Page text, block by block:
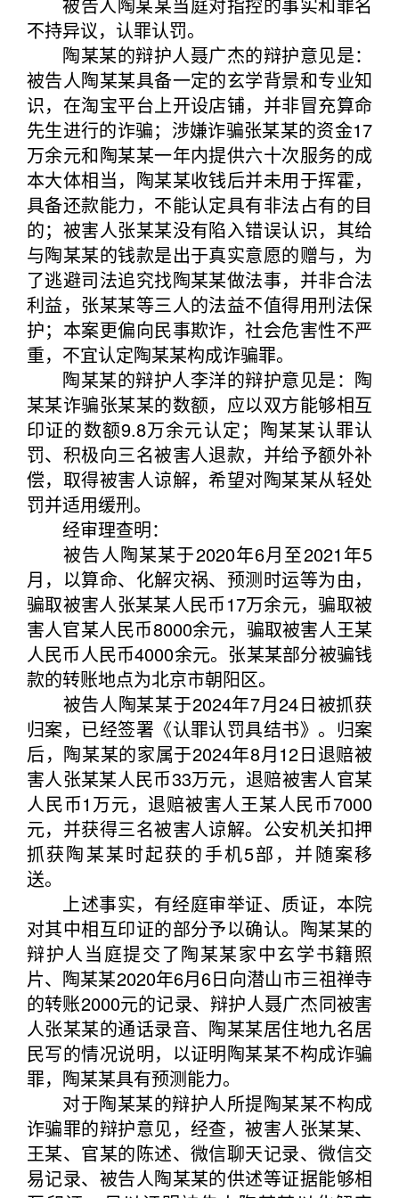
不持异议，认罪认罚。
陶某某的辩护人聂广杰的辩护意见是：
被告人陶某某具备一定的玄学背景和专业知
识，在淘宝平台上开设店铺，并非冒充算命
先生进行的诈骗；涉嫌诈骗张某某的资金17
万余元和陶某某一年内提供六十次服务的成
本大体相当，陶某某收钱后并未用于挥霍，
具备还款能力，不能认定具有非法占有的目
的；被害人张某某没有陷入错误认识，其给
与陶某某的钱款是出于真实意愿的赠与，为
了逃避司法追究找陶某某做法事，并非合法
利益，张某某等三人的法益不值得用刑法保
护；本案更偏向民事欺诈，社会危害性不严
重，不宜认定陶某某构成诈骗罪。
陶某某的辩护人李洋的辩护意见是：陶
某某诈骗张某某的数额，应以双方能够相互
印证的数额9.8万余元认定；陶某某认罪认
罚、积极向三名被害人退款，并给予额外补
偿，取得被害人谅解，希望对陶某某从轻处
罚并适用缓刑。
经审理查明：
被告人陶某某于2020年6月至2021年5
月，以算命、化解灾祸、预测时运等为由，
骗取被害人张某某人民币17万余元，骗取被
害人官某人民币8000余元，骗取被害人王某
人民币人民币4000余元。张某某部分被骗钱
款的转账地点为北京市朝阳区。
被告人陶某某于2024年7月24日被抓获
归案，已经签署《认罪认罚具结书》。归案
后，陶某某的家属于2024年8月12日退赔被
害人张某某人民币33万元，退赔被害人官某
人民币1万元，退赔被害人王某人民币7000
元，并获得三名被害人谅解。公安机关扣押
抓获陶某某时起获的手机5部，并随案移
送。
上述事实，有经庭审举证、质证，本院
对其中相互印证的部分予以确认。陶某某的
辩护人当庭提交了陶某某家中玄学书籍照
片、陶某某2020年6月6日向潜山市三祖禅寺
的转账2000元的记录、辩护人聂广杰同被害
人张某某的通话录音、陶某某居住地九名居
民写的情况说明，以证明陶某某不构成诈骗
罪，陶某某具有预测能力。
对于陶某某的辩护人所提陶某某不构成
诈骗罪的辩护意见，经查，被害人张某某、
王某、官某的陈述、微信聊天记录、微信交
易记录、被告人陶某某的供述等证据能够相